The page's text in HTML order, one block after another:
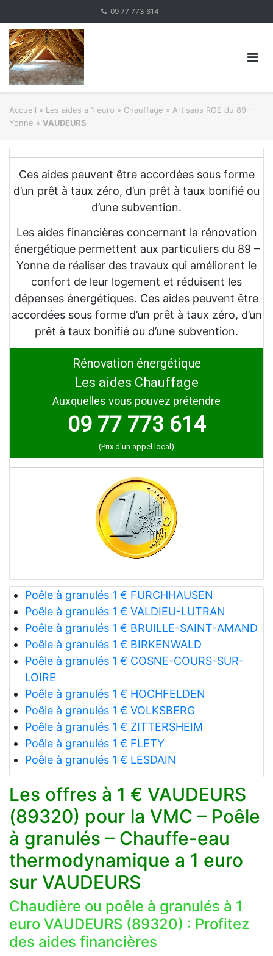
content
09 77 773 614
Accueil » Les aides a 1 euro » Chauffage » Artisans RGE du 89 -
Yonne » VAUDEURS
Ces aides peuvent être accordées sous forme
d’un prêt à taux zéro, d’un prêt à taux bonifié ou
d’une subvention.
Les aides financières concernant la rénovation
énergétique permettent aux particuliers du 89 –
Yonne de réaliser des travaux qui améliorent le
confort de leur logement et réduisent les
dépenses énergétiques. Ces aides peuvent être
accordées sous forme d’un prêt à taux zéro, d’un
prêt à taux bonifié ou d’une subvention.
Rénovation énergétique
Les aides Chauffage
Auxquelles vous pouvez prétendre
09 77 773 614
(Prix d'un appel local)
Poêle à granulés 1 € FURCHHAUSEN
Poêle à granulés 1 € VALDIEU-LUTRAN
Poêle à granulés 1 € BRUILLE-SAINT-AMAND
Poêle à granulés 1 € BIRKENWALD
Poêle à granulés 1 € COSNE-COURS-SUR-
LOIRE
Poêle à granulés 1 € HOCHFELDEN
Poêle à granulés 1 € VOLKSBERG
Poêle à granulés 1 € ZITTERSHEIM
Poêle à granulés 1 € FLETY
Poêle à granulés 1 € LESDAIN
Les offres à 1 € VAUDEURS
(89320) pour la VMC – Poêle
à granulés – Chauffe-eau
thermodynamique a 1 euro
sur VAUDEURS
Chaudière ou poêle à granulés à 1
euro VAUDEURS (89320) : Profitez
des aides financières